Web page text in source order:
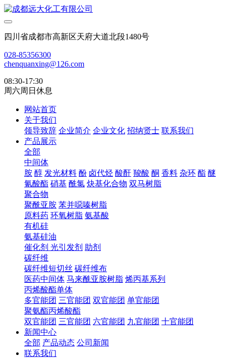
四川省成都市高新区天府大道北段1480号
028-85356300
chenquanxing@126.com
08:30-17:30
周六周日休息
网站首页
关于我们
领导致辞 企业简介 企业文化 招纳贤士 联系我们
产品展示
全部
中间体
胺 醇 发光材料 酚 卤代烃 酸酐 羧酸 酮 香料 杂环 酯 醚
氰酸酯 硝基 酰氯 炔基化合物 双马树脂
聚合物
聚酰亚胺 苯并噁嗪树脂
原料药 环氧树脂 氨基酸
有机硅
氨基硅油
催化剂 光引发剂 助剂
碳纤维
碳纤维短切丝 碳纤维布
医药中间体 马来酰亚胺树脂 烯丙基系列
丙烯酸酯单体
多官能团 三官能团 双官能团 单官能团
聚氨酯丙烯酸酯
双官能团 三官能团 六官能团 九官能团 十官能团
新闻中心
全部 产品动态 公司新闻
联系我们